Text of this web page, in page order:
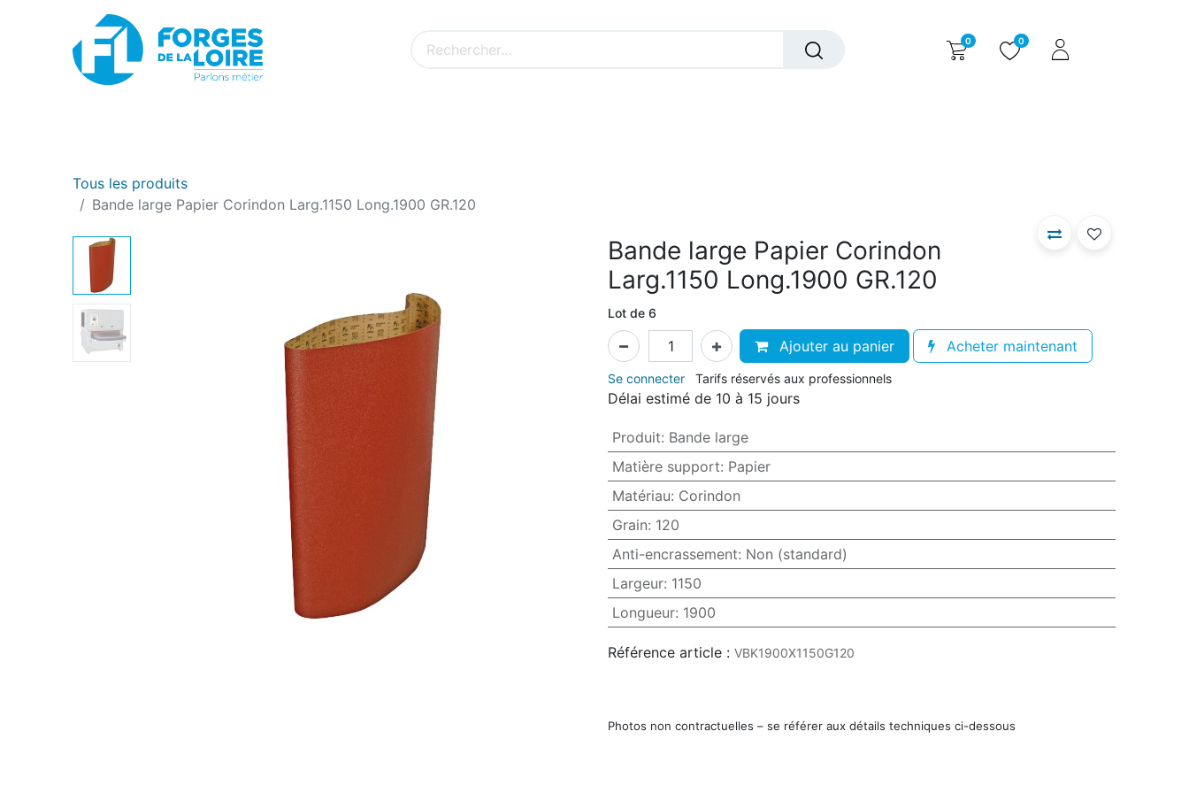
0 0
Tous les produits
Bande large Papier Corindon Larg.1150 Long.1900 GR.120
Bande large Papier Corindon
Larg.1150 Long.1900 GR.120
Lot de 6
Ajouter au panier Acheter maintenant
Se connecter Tarifs réservés aux professionnels
Délai estimé de 10 à 15 jours
Produit: Bande large
Matière support: Papier
Matériau: Corindon
Grain: 120
Anti-encrassement: Non (standard)
Largeur: 1150
Longueur: 1900
Référence article : VBK1900X1150G120
Photos non contractuelles – se référer aux détails techniques ci-dessous